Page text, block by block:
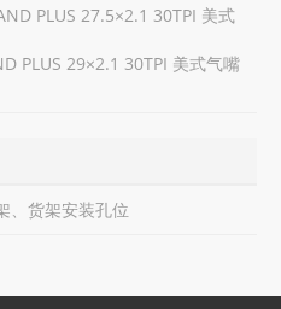
PLUS 27.5×2.1 30TPI 美式
PLUS 29×2.1 30TPI 美式气嘴
、货架安装孔位